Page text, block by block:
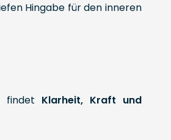
Hingabe für den inneren
findet Klarheit, Kraft und